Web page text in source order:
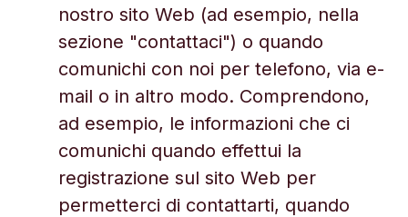
nostro sito Web (ad esempio, nella
sezione "contattaci") o quando
comunichi con noi per telefono, via e-
mail o in altro modo. Comprendono,
ad esempio, le informazioni che ci
comunichi quando effettui la
registrazione sul sito Web per
permetterci di contattarti, quando